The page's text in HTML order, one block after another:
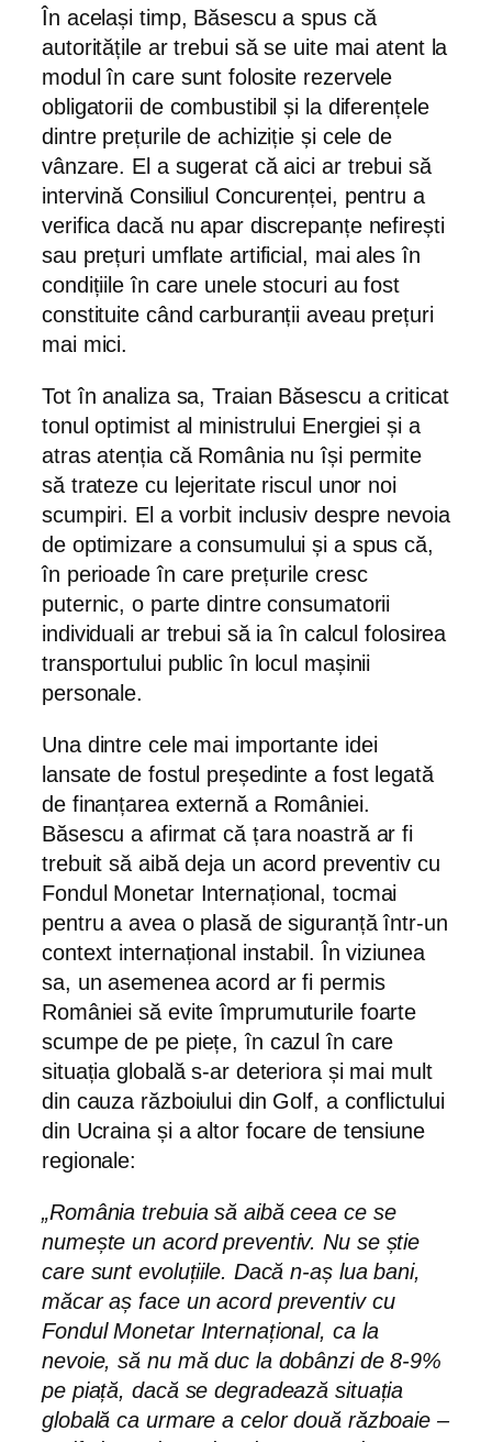
În același timp, Băsescu a spus că
autoritățile ar trebui să se uite mai atent la
modul în care sunt folosite rezervele
obligatorii de combustibil și la diferențele
dintre prețurile de achiziție și cele de
vânzare. El a sugerat că aici ar trebui să
intervină Consiliul Concurenței, pentru a
verifica dacă nu apar discrepanțe nefirești
sau prețuri umflate artificial, mai ales în
condițiile în care unele stocuri au fost
constituite când carburanții aveau prețuri
mai mici.
Tot în analiza sa, Traian Băsescu a criticat
tonul optimist al ministrului Energiei și a
atras atenția că România nu își permite
să trateze cu lejeritate riscul unor noi
scumpiri. El a vorbit inclusiv despre nevoia
de optimizare a consumului și a spus că,
în perioade în care prețurile cresc
puternic, o parte dintre consumatorii
individuali ar trebui să ia în calcul folosirea
transportului public în locul mașinii
personale.
Una dintre cele mai importante idei
lansate de fostul președinte a fost legată
de finanțarea externă a României.
Băsescu a afirmat că țara noastră ar fi
trebuit să aibă deja un acord preventiv cu
Fondul Monetar Internațional, tocmai
pentru a avea o plasă de siguranță într-un
context internațional instabil. În viziunea
sa, un asemenea acord ar fi permis
României să evite împrumuturile foarte
scumpe de pe piețe, în cazul în care
situația globală s-ar deteriora și mai mult
din cauza războiului din Golf, a conflictului
din Ucraina și a altor focare de tensiune
regionale:
„România trebuia să aibă ceea ce se
numește un acord preventiv. Nu se știe
care sunt evoluțiile. Dacă n-aș lua bani,
măcar aș face un acord preventiv cu
Fondul Monetar Internațional, ca la
nevoie, să nu mă duc la dobânzi de 8-9%
pe piață, dacă se degradează situația
globală ca urmare a celor două războaie –